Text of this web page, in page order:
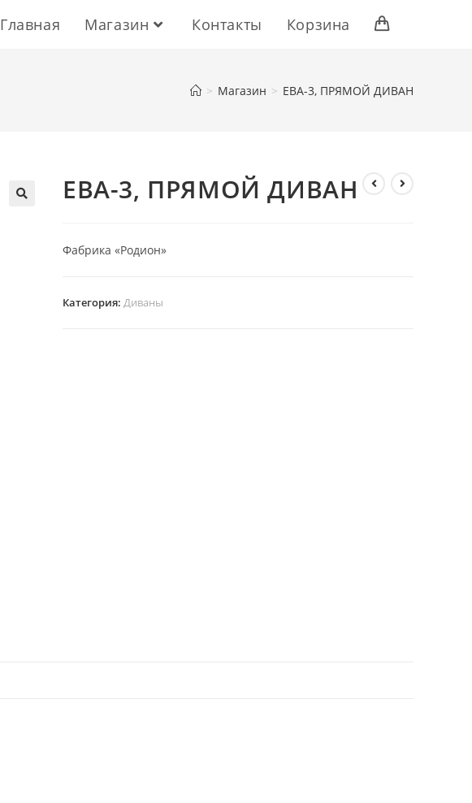
Главная Магазин Контакты Корзина
> Магазин > ЕВА-3, ПРЯМОЙ ДИВАН
ЕВА-3, ПРЯМОЙ ДИВАН
Фабрика «Родион»
Категория: Диваны